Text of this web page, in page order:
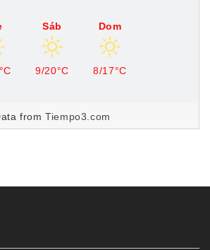
Sáb
9/20°C
Dom
8/17°C
fromTiempo3.com